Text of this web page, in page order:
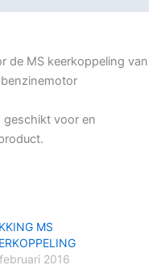
de MS keerkoppeling van
geschikt voor en
MS
2016